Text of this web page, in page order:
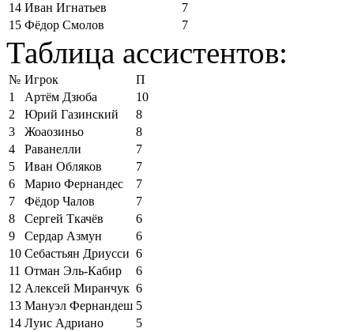
14 Иван Игнатьев
7
15 Фёдор Смолов 7
Таблица ассистентов:
№ Игрок
П
1
Артём Дзюба
10
2
Юрий Газинский
8
3
Жоаозиньо
8
4
Раванелли
7
5
Иван Обляков
7
6
Марио Фернандес
7
7
Фёдор Чалов
7
8
Сергей Ткачёв
6
9
Сердар Азмун
6
10 Себастьян Дриусси 6
11 Отман Эль-Кабир
6
12 Алексей Миранчук 6
13 Мануэл Фернандеш 5
14 Луис Адриано
5